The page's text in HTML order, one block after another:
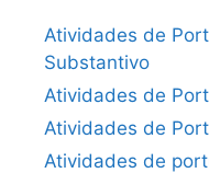
Atividades de
Substantivo
Atividades de
Atividades de
Atividades de